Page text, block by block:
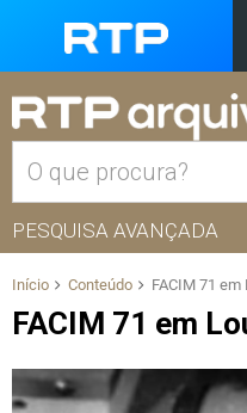
PESQUISA AVANÇADA
Início Conteúdo FACIM 71
FACIM 71 em